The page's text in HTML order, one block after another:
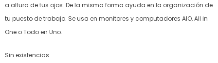
a altura de tus ojos. De la misma forma ayuda en la organización de
tu puesto de trabajo. Se usa en monitores y computadores AIO, All in
One o Todo en Uno.
Sin existencias